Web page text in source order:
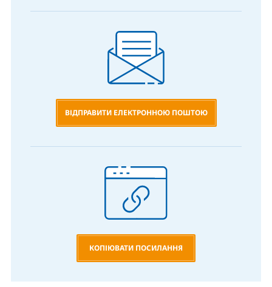
ВІДПРАВИТИ ЕЛЕКТРОННОЮ ПОШТОЮ
КОПІЮВАТИ ПОСИЛАННЯ